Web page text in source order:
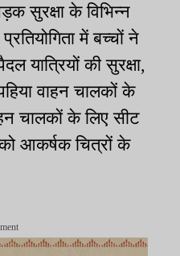
सुरक्षा के विभिन्न
में बच्चों ने
यात्रियों की सुरक्षा,
वाहन चालकों के
चालकों के लिए सीट
आकर्षक चित्रों के